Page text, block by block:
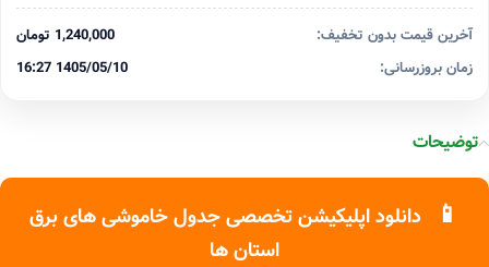
آخرین قیمت بدون تخفیف:
1,240,000 تومان
زمان بروزرسانی:
1405/05/10 16:27
توضیحات
📱
دانلود اپلیکیشن تخصصی جدول خاموشی های برق
استان ها